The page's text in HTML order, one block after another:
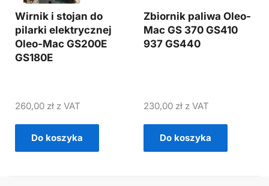
Wirnik i stojan do
pilarki elektrycznej
Oleo-Mac GS200E
GS180E
260,00 zł z VAT
Do koszyka
Zbiornik paliwa Oleo-
Mac GS 370 GS410
937 GS440
230,00 zł z VAT
Do koszyka